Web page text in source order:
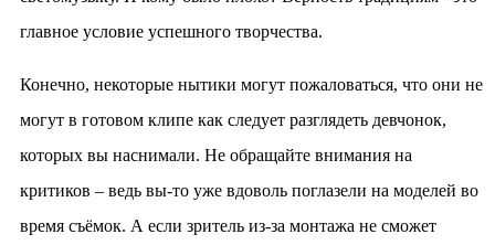
главное условие успешного творчества.
Конечно, некоторые нытики могут пожаловаться, что они не
могут в готовом клипе как следует разглядеть девчонок,
которых вы наснимали. Не обращайте внимания на
критиков – ведь вы-то уже вдоволь поглазели на моделей во
время съёмок. А если зритель из-за монтажа не сможет